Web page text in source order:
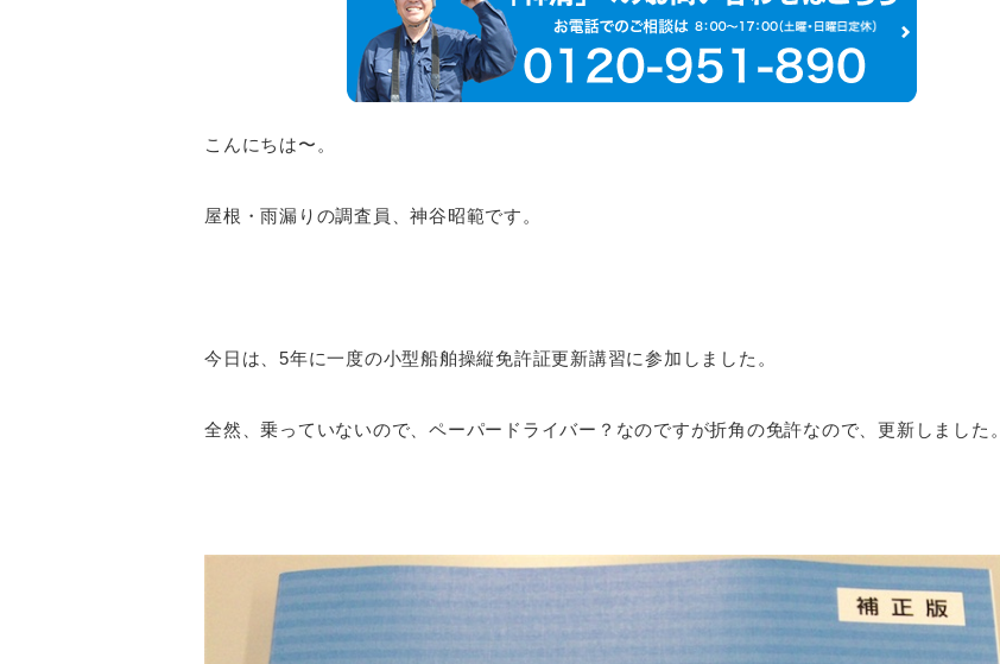
こんにちは〜。
屋根・雨漏りの調査員、神谷昭範です。
今日は、5年に一度の小型船舶操縦免許証更新講習に参加しました。
全然、乗っていないので、ペーパードライバー？なのですが折角の免許なので、更新しました。